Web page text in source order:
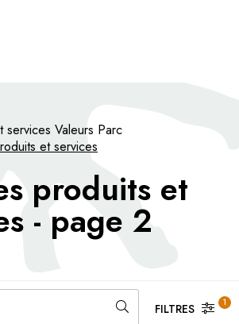
services Valeurs Parc
et services
produits et
- page 2
FILTRES 1